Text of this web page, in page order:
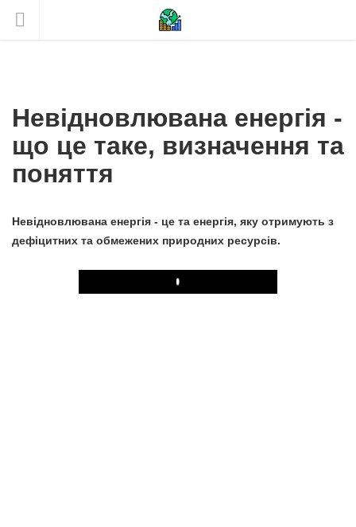
Невідновлювана енергія -
що це таке, визначення та
поняття
Невідновлювана енергія - це та енергія, яку отримують з
дефіцитних та обмежених природних ресурсів.
Play